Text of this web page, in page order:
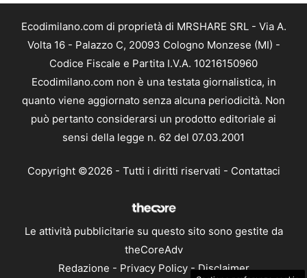
Ecodimilano.com di proprietà di MRSHARE SRL - Via A.
Volta 16 - Palazzo C, 20093 Cologno Monzese (MI) -
Codice Fiscale e Partita I.V.A. 10216150960
Ecodimilano.com non è una testata giornalistica, in
quanto viene aggiornato senza alcuna periodicità. Non
può pertanto considerarsi un prodotto editoriale ai
sensi della legge n. 62 del 07.03.2001
Copyright ©2026 - Tutti i diritti riservati - Contattaci
Le attività pubblicitarie su questo sito sono gestite da
theCoreAdv
Redazione - Privacy Policy-Disclaimer